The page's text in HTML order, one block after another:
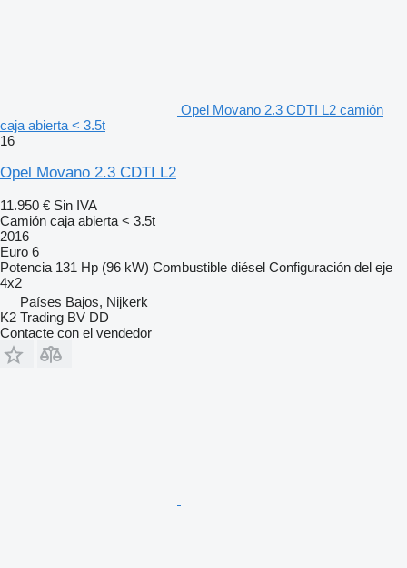
Opel Movano 2.3 CDTI L2 camión
caja abierta < 3.5t
16
Opel Movano 2.3 CDTI L2
11.950 € Sin IVA
Camión caja abierta < 3.5t
2016
Euro 6
Potencia 131 Hp (96 kW) Combustible diésel Configuración del eje
4x2
Países Bajos, Nijkerk
K2 Trading BV DD
Contacte con el vendedor